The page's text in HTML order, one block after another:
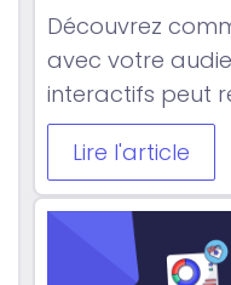
Découvrez
avec votre
interactifs peut
Lire l'article